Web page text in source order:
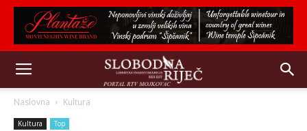
Naslovna Kultura
Kultura Top